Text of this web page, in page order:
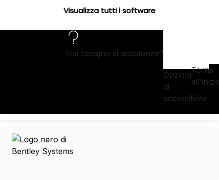
Visualizza tutti i software
Hai bisogno di assistenza?
Opzioni
di
accessibilità
Torna